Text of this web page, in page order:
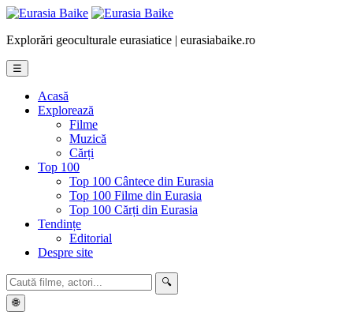
Explorări geoculturale eurasiatice | eurasiabaike.ro
☰
Acasă
Explorează
Filme
Muzică
Cărți
Top 100
Top 100 Cântece din Eurasia
Top 100 Filme din Eurasia
Top 100 Cărți din Eurasia
Tendințe
Editorial
Despre site
🔍
🌐